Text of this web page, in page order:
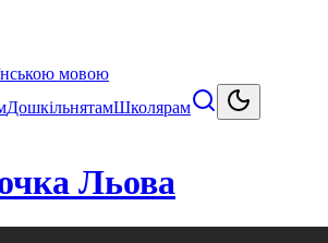
мовою
ДошкільнятамШколярам
Льова